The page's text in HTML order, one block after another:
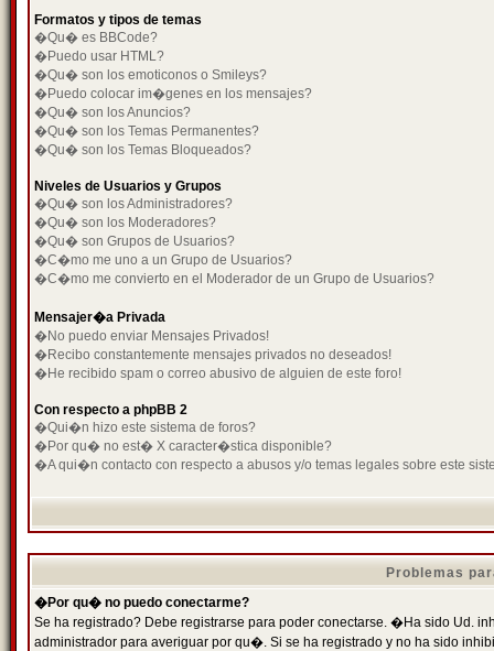
Formatos y tipos de temas
�Qu� es BBCode?
�Puedo usar HTML?
�Qu� son los emoticonos o Smileys?
�Puedo colocar im�genes en los mensajes?
�Qu� son los Anuncios?
�Qu� son los Temas Permanentes?
�Qu� son los Temas Bloqueados?
Niveles de Usuarios y Grupos
�Qu� son los Administradores?
�Qu� son los Moderadores?
�Qu� son Grupos de Usuarios?
�C�mo me uno a un Grupo de Usuarios?
�C�mo me convierto en el Moderador de un Grupo de Usuarios?
Mensajer�a Privada
�No puedo enviar Mensajes Privados!
�Recibo constantemente mensajes privados no deseados!
�He recibido spam o correo abusivo de alguien de este foro!
Con respecto a phpBB 2
�Qui�n hizo este sistema de foros?
�Por qu� no est� X caracter�stica disponible?
�A qui�n contacto con respecto a abusos y/o temas legales sobre este
Problemas
�Por qu� no puedo conectarme?
Se ha registrado? Debe registrarse para poder conectarse. �Ha sido Ud.
administrador para averiguar por qu�. Si se ha registrado y no ha sido